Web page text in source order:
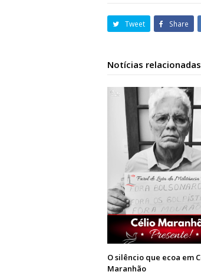
Tweet Share
Notícias relacionadas
O silêncio que ecoa em
Maranhão